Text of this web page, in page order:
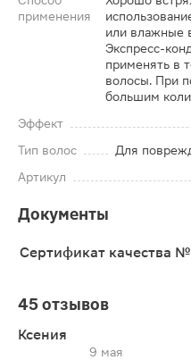
применения
или влажные
Экспресс-
применять в
волосы. При
большим
Эффект
Тип волос
Для
Артикул
Документы
Сертификат качества
45 отзывов
Ксения
9 мая